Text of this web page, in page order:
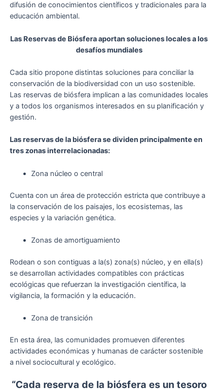
difusión de conocimientos científicos y tradicionales para la
educación ambiental.
Las Reservas de Biósfera aportan soluciones locales a los
desafíos mundiales
Cada sitio propone distintas soluciones para conciliar la
conservación de la biodiversidad con un uso sostenible.
Las reservas de biósfera implican a las comunidades locales
y a todos los organismos interesados en su planificación y
gestión.
Las reservas de la biósfera se dividen principalmente en
tres zonas interrelacionadas:
Zona núcleo o central
Cuenta con un área de protección estricta que contribuye a
la conservación de los paisajes, los ecosistemas, las
especies y la variación genética.
Zonas de amortiguamiento
Rodean o son contiguas a la(s) zona(s) núcleo, y en ella(s)
se desarrollan actividades compatibles con prácticas
ecológicas que refuerzan la investigación científica, la
vigilancia, la formación y la educación.
Zona de transición
En esta área, las comunidades promueven diferentes
actividades económicas y humanas de carácter sostenible
a nivel sociocultural y ecológico.
“Cada reserva de la biósfera es un tesoro